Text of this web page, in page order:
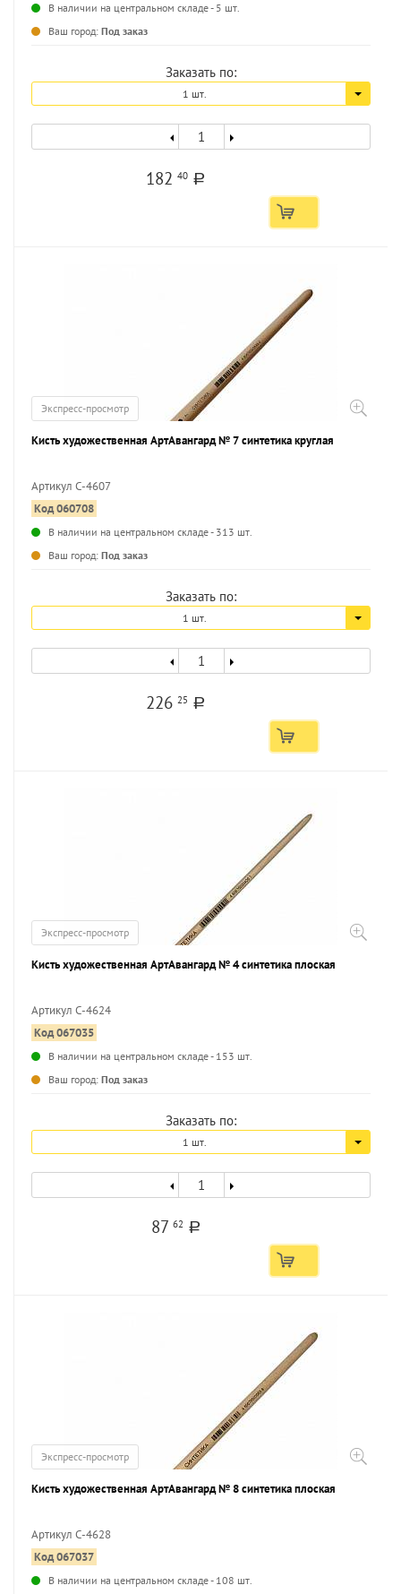
В наличии на центральном складе - 5 шт.
Ваш город: Под заказ
Заказать по:
1 шт.
18240 a
Экспресс-просмотр
Кисть художественная АртАвангард № 7 синтетика круглая
Артикул С-4607
Код 060708
В наличии на центральном складе - 313 шт.
Ваш город: Под заказ
Заказать по:
1 шт.
22625 a
Экспресс-просмотр
Кисть художественная АртАвангард № 4 синтетика плоская
Артикул С-4624
Код 067035
В наличии на центральном складе - 153 шт.
Ваш город: Под заказ
Заказать по:
1 шт.
87 62 a
Экспресс-просмотр
Кисть художественная АртАвангард № 8 синтетика плоская
Артикул С-4628
Код 067037
В наличии на центральном складе - 108 шт.